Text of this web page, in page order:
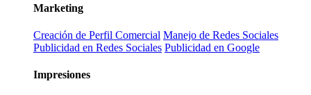
Marketing
Creación de Perfil Comercial Manejo de Redes Sociales
Publicidad en Redes Sociales Publicidad en Google
Impresiones